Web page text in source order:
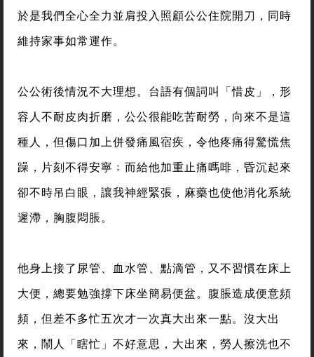
於是我們全心全力並肩投入照顧公公住院開刀，同時
維持家事如常運作。
公公術後情況不大理想。台語有個詞叫「惜皮」，形
容人不耐皮肉折磨，公公很能吃苦耐勞，向來不是這
種人，但傷口加上併發痛風宿疾，令他疼痛得驚慌焦
躁，片刻不得安寧﹔而給他加重止痛嗎啡，昏沉起來
卻不時吊白眼，讓我神經緊張，麻藥也使他消化系統
遲滯，胸腹悶脹。
他身上接了尿管、血水管、點滴管，又不習慣在床上
大便，總要勉強撐下床坐簡易便盆。腹脹造成便意頻
頻，但差不多忙五次才一次真大出來一點。沒大出
來，鬧人「瞎忙」不好意思，大出來，勞人擦洗也不